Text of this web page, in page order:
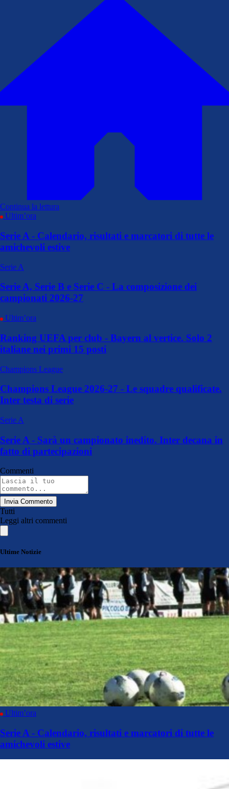
Continua la lettura
Ultim’ora
Serie A - Calendario, risultati e marcatori di tutte le
amichevoli estive
Serie A
Serie A, Serie B e Serie C - La composizione dei
campionati 2026-27
Ultim’ora
Ranking UEFA per club - Bayern al vertice. Solo 2
italiane nei primi 15 posti
Champions League
Champions League 2026-27 - Le squadre qualificate.
Inter testa di serie
Serie A
Serie A - Sarà un campionato inedito. Inter decana in
fatto di partecipazioni
Commenti
Invia Commento
Tutti
Leggi altri commenti
Ultime Notizie
Ultim’ora
Serie A - Calendario, risultati e marcatori di tutte le
amichevoli estive